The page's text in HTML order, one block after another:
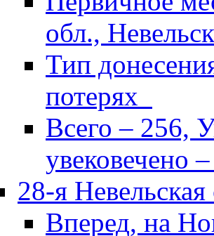
обл.,
Тип
потерях
Всего – 256,
увековечено
28-я Невельская
Вперед, на